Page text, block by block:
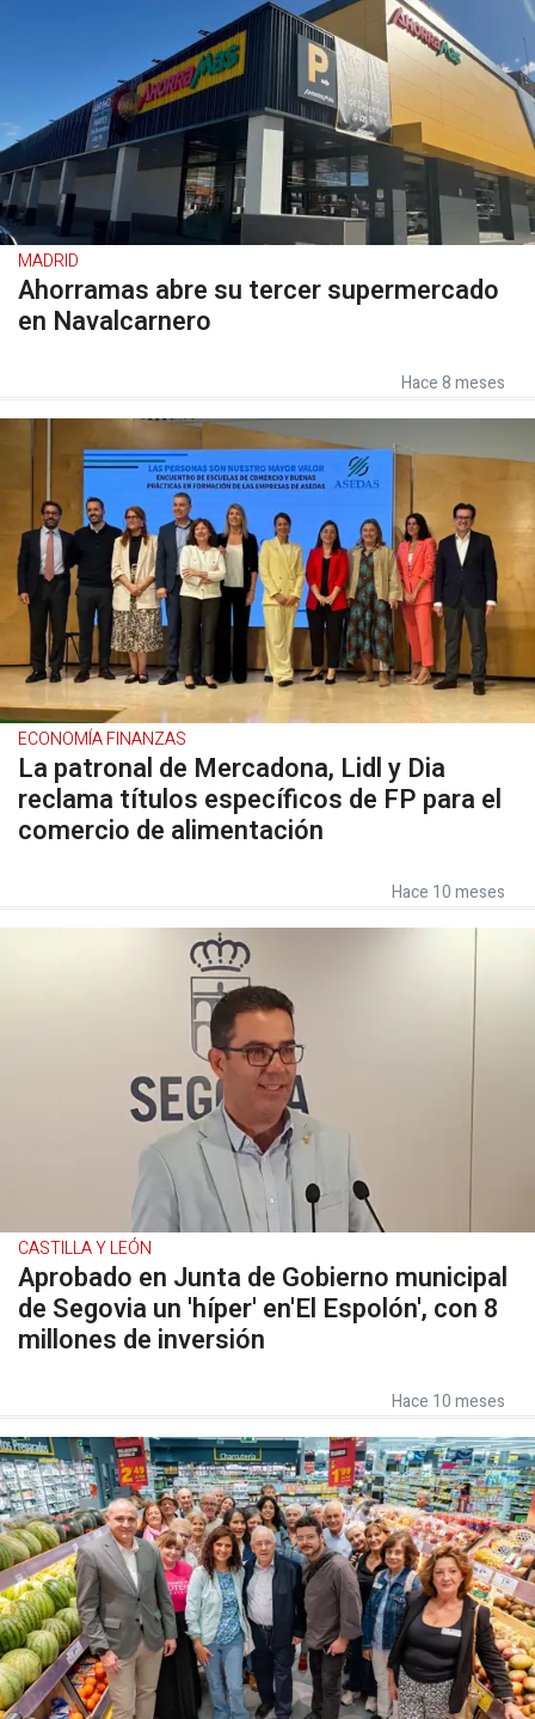
MADRID
Ahorramas abre su tercer supermercado
en Navalcarnero
Hace 8 meses
ECONOMÍA FINANZAS
La patronal de Mercadona, Lidl y Dia
reclama títulos específicos de FP para el
comercio de alimentación
Hace 10 meses
CASTILLA Y LEÓN
Aprobado en Junta de Gobierno municipal
de Segovia un 'híper' en'El Espolón', con 8
millones de inversión
Hace 10 meses